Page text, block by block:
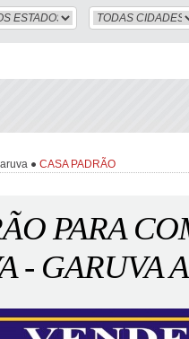
CASA PADRÃO
PARA
- GARUVA